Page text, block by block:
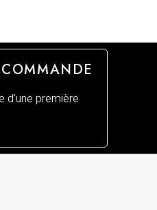
première